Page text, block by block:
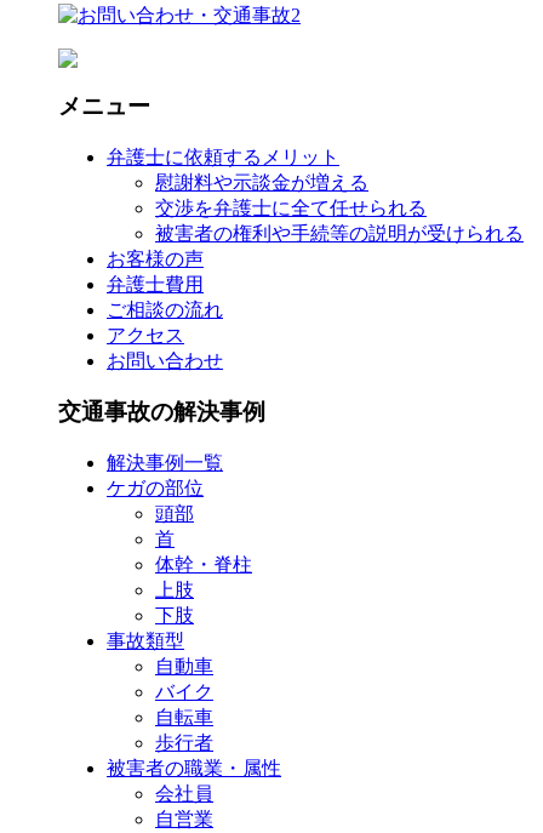
メニュー
弁護士に依頼するメリット
慰謝料や示談金が増える
交渉を弁護士に全て任せられる
被害者の権利や手続等の説明が受けられる
お客様の声
弁護士費用
ご相談の流れ
アクセス
お問い合わせ
交通事故の解決事例
解決事例一覧
ケガの部位
頭部
首
体幹・脊柱
上肢
下肢
事故類型
自動車
バイク
自転車
歩行者
被害者の職業・属性
会社員
自営業